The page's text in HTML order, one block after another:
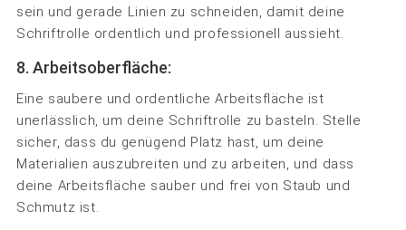
sein und gerade Linien zu schneiden, damit deine
Schriftrolle ordentlich und professionell aussieht.
8. Arbeitsoberfläche:
Eine saubere und ordentliche Arbeitsfläche ist
unerlässlich, um deine Schriftrolle zu basteln. Stelle
sicher, dass du genügend Platz hast, um deine
Materialien auszubreiten und zu arbeiten, und dass
deine Arbeitsfläche sauber und frei von Staub und
Schmutz ist.